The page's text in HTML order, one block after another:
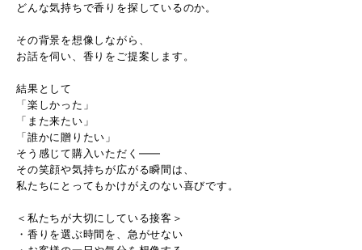
どんな気持ちで香りを探しているのか。
その背景を想像しながら、
お話を伺い、香りをご提案します。
結果として
「楽しかった」
「また来たい」
「誰かに贈りたい」
そう感じて購入いただく――
その笑顔や気持ちが広がる瞬間は、
私たちにとってもかけがえのない喜びです。
＜私たちが大切にしている接客＞
・香りを選ぶ時間を、急がせない